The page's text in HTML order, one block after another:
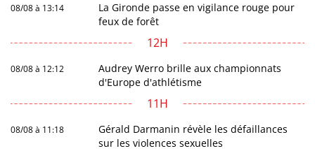
08/08 à 13:14
La Gironde passe en vigilance rouge pour
feux de forêt
12H
08/08 à 12:12
Audrey Werro brille aux championnats
d'Europe d'athlétisme
11H
08/08 à 11:18
Gérald Darmanin révèle les défaillances
sur les violences sexuelles